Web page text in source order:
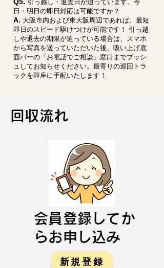
引っ越し・退去日が迫っています。今
日・明日の即日対応は可能ですか？
A. 大阪市内および東大阪周辺であれば、最短
即日のスピード駆けつけが可能です！ 引っ越
しや退去の期限が迫っている場合は、スマホ
から写真を送っていただいた後、吸い上げ底
面バーの「お電話でご相談」窓口までプッシ
ュしてお知らせください。最寄りの巡回トラ
ックを即座に手配いたします！
回収流れ
会員登録してか
らお申し込み
新規登録